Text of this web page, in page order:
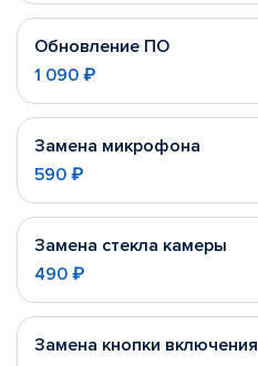
Обновление ПО
1 090 ₽
Замена микрофона
590 ₽
Замена стекла камеры
490 ₽
Замена кнопки включения